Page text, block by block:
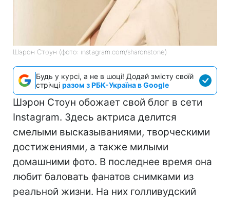
Шэрон Стоун (фото: instagram.com/sharonstone)
Будь у курсі, а не в шоці! Додай змісту своїй
стрічці разом з РБК-Україна в Google
Шэрон Стоун обожает свой блог в сети
Instagram. Здесь актриса делится
смелыми высказываниями, творческими
достижениями, а также милыми
домашними фото. В последнее время она
любит баловать фанатов снимками из
реальной жизни. На них голливудский